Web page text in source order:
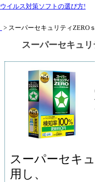
> スーパーセキュリティZERO
スーパーセキュ
スーパーセキ
用し、